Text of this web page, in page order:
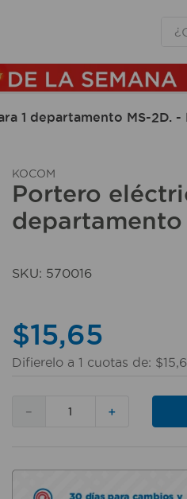
1 departamento MS-2D. -
KOCOM
Portero
departamento
SKU: 570016
$15,65
Difierelo a 1 cuotas de: $15,
＋
－